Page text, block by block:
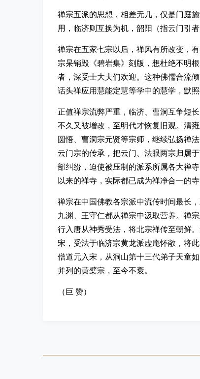
禅宗五派的思想，相差无几，仅是门庭
用，临济则互换为机，韶阳（指云门引
禅宗在五家七宗以后，禅风有所改变，
宗杲销毁《碧岩集》刻版，想杜绝不明
者，深受士大夫们欢迎。这种佛儒合流
话头禅应用慧能定慧等学中的慧学，默
正值禅宗流弊严重，临济、曹洞互争短
不久又被增改，至明代才恢复旧观。清
圆悟、曹洞宗元贤等宗师，继续弘扬禅
云门宗的传承，把云门、法眼两宗归属
部纠纷，迫使被压制的派系所属各大禅
以来的禅寺，实际都已成为禅净合一的寺
禅宗在中国佛教各宗派中流传时间最长
九渊、王守仁都从禅宗中汲取营养。禅
行入唐从神秀受法，将北宗禅传至朝鲜
宋，受法于临济宗黄龙派虚庵怀敞，将
僧道元入宋，从洞山第十三代弟子天童
并列的黄檗宗，至今不衰。
（巨 赞）